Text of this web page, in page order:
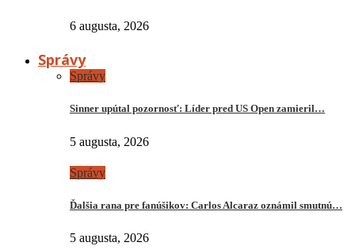
6 augusta, 2026
Správy
Správy
Sinner upútal pozornosť: Líder pred US Open zamieril…
5 augusta, 2026
Správy
Ďalšia rana pre fanúšikov: Carlos Alcaraz oznámil smutnú…
5 augusta, 2026